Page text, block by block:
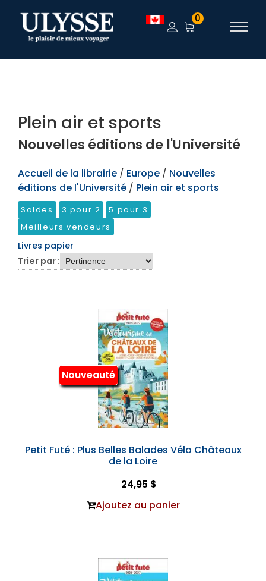
TEST 0
Plein air et sports
Nouvelles éditions de l'Université
Accueil de la librairie / Europe / Nouvelles
éditions de l'Université / Plein air et sports
Soldes 3 pour 2
5 pour 3
Meilleurs vendeurs
Livres papier
Trier par :
Nouveauté
Petit Futé : Plus Belles Balades Vélo Châteaux
de la Loire
24,95 $
Ajoutez au panier